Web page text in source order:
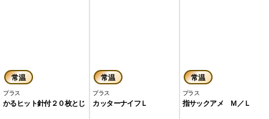
常温
プラス
かるヒット針付２０枚とじ
常温
プラス
カッターナイフＬ
常温
プラス
指サックアメ Ｍ／Ｌ